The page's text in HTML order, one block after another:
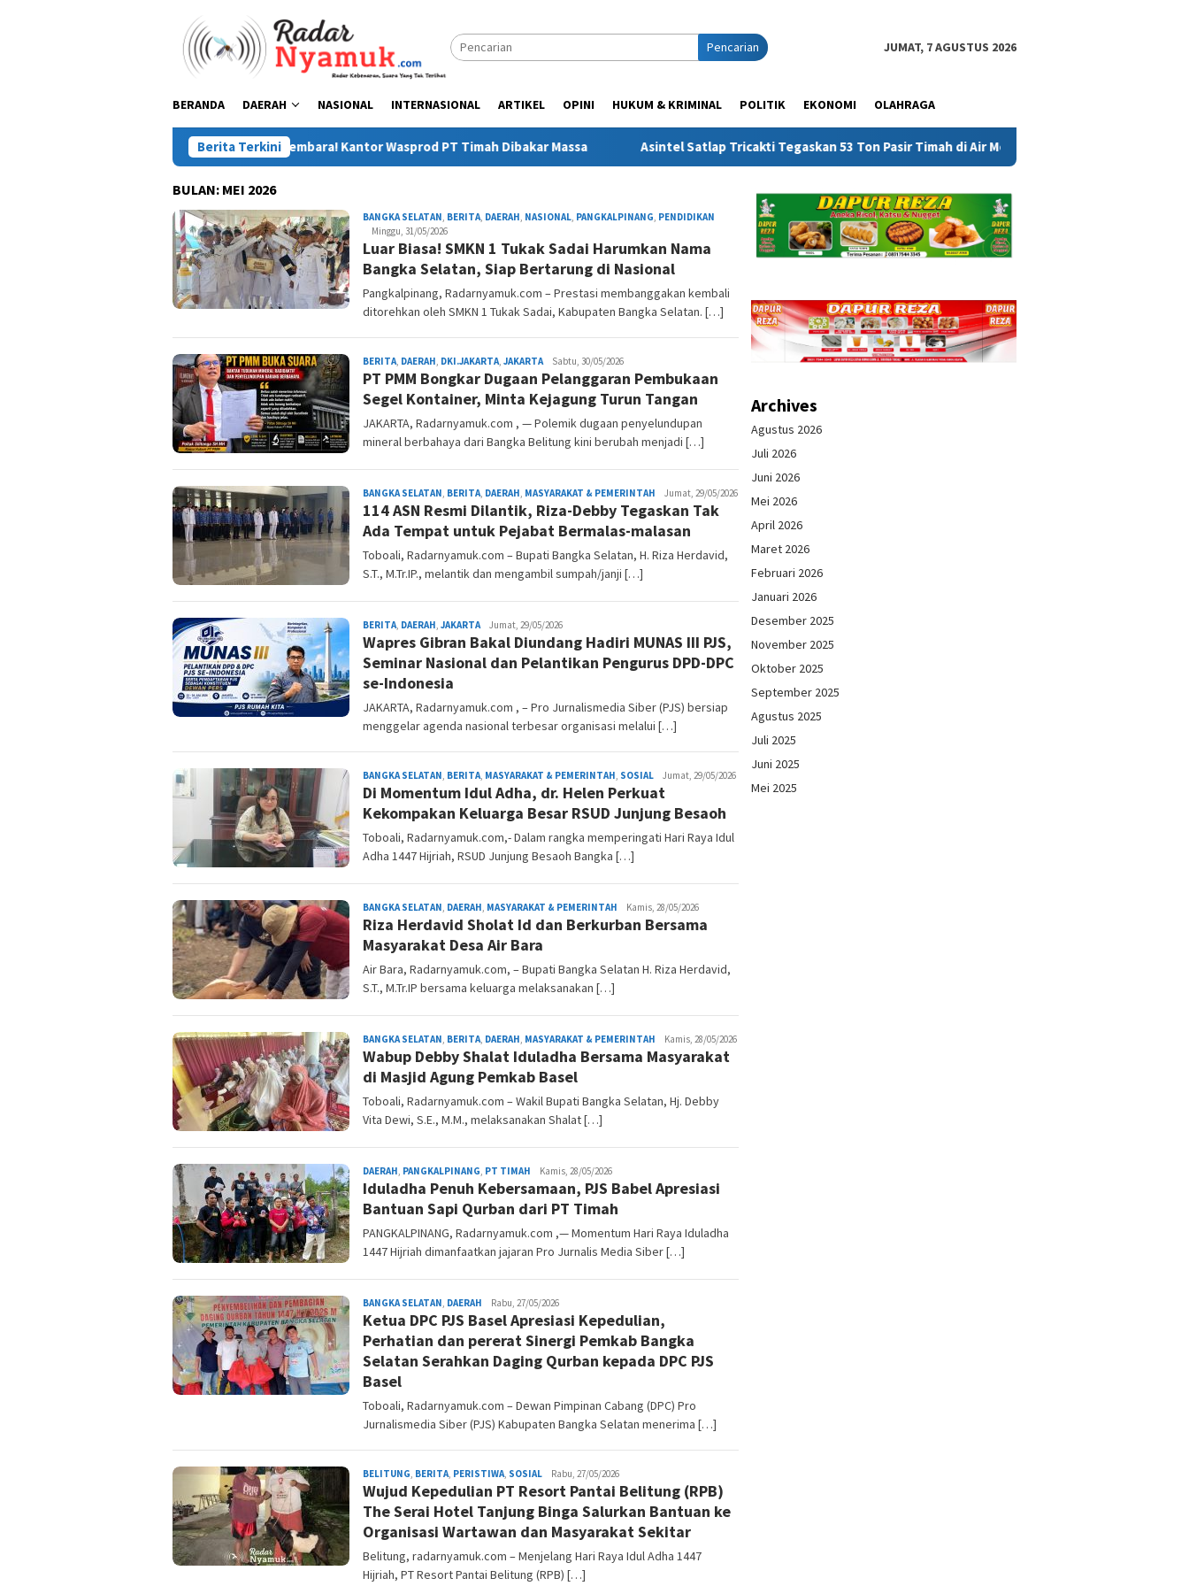
Pencarian JUMAT, 7 AGUSTUS 2026
BERANDA DAERAH NASIONAL INTERNASIONAL ARTIKEL OPINI HUKUM & KRIMINAL POLITIK EKONOMI OLAHRAGA
Berita Terkini
Belitung Timur Membara! Kantor Wasprod PT Timah Dibakar Massa Asintel Satlap Tricakti Tegaskan 53 Ton Pasir Timah di Air Merbau Berstatus Mitra PT Timah, Minta
BULAN: MEI 2026
BANGKA SELATAN, BERITA, DAERAH, NASIONAL, PANGKALPINANG, PENDIDIKAN
Minggu, 31/05/2026
Luar Biasa! SMKN 1 Tukak Sadai Harumkan Nama
Bangka Selatan, Siap Bertarung di Nasional
Pangkalpinang, Radarnyamuk.com – Prestasi membanggakan kembali
ditorehkan oleh SMKN 1 Tukak Sadai, Kabupaten Bangka Selatan. […]
BERITA, DAERAH, DKI.JAKARTA, JAKARTAredaksi
Sabtu, 30/05/2026
PT PMM Bongkar Dugaan Pelanggaran Pembukaan
Segel Kontainer, Minta Kejagung Turun Tangan
JAKARTA, Radarnyamuk.com , — Polemik dugaan penyelundupan
mineral berbahaya dari Bangka Belitung kini berubah menjadi […]
BANGKA SELATAN, BERITA, DAERAH, MASYARAKAT & PEMERINTAH redaksi
Jumat, 29/05/2026
114 ASN Resmi Dilantik, Riza-Debby Tegaskan Tak
Ada Tempat untuk Pejabat Bermalas-malasan
Toboali, Radarnyamuk.com – Bupati Bangka Selatan, H. Riza Herdavid,
S.T., M.Tr.IP., melantik dan mengambil sumpah/janji […]
BERITA, DAERAH, JAKARTAredaksi
Jumat, 29/05/2026
Wapres Gibran Bakal Diundang Hadiri MUNAS III PJS,
Seminar Nasional dan Pelantikan Pengurus DPD-DPC
se-Indonesia
JAKARTA, Radarnyamuk.com , – Pro Jurnalismedia Siber (PJS) bersiap
menggelar agenda nasional terbesar organisasi melalui […]
BANGKA SELATAN, BERITA, MASYARAKAT & PEMERINTAH, SOSIAL redaksi
Jumat, 29/05/2026
Di Momentum Idul Adha, dr. Helen Perkuat
Kekompakan Keluarga Besar RSUD Junjung Besaoh
Toboali, Radarnyamuk.com,- Dalam rangka memperingati Hari Raya Idul
Adha 1447 Hijriah, RSUD Junjung Besaoh Bangka […]
BANGKA SELATAN, DAERAH, MASYARAKAT & PEMERINTAH redaksi
Kamis, 28/05/2026
Riza Herdavid Sholat Id dan Berkurban Bersama
Masyarakat Desa Air Bara
Air Bara, Radarnyamuk.com, – Bupati Bangka Selatan H. Riza Herdavid,
S.T., M.Tr.IP bersama keluarga melaksanakan […]
BANGKA SELATAN, BERITA, DAERAH, MASYARAKAT & PEMERINTAH redaksi
Kamis, 28/05/2026
Wabup Debby Shalat Iduladha Bersama Masyarakat
di Masjid Agung Pemkab Basel
Toboali, Radarnyamuk.com – Wakil Bupati Bangka Selatan, Hj. Debby
Vita Dewi, S.E., M.M., melaksanakan Shalat […]
DAERAH, PANGKALPINANG, PT TIMAH redaksi
Kamis, 28/05/2026
Iduladha Penuh Kebersamaan, PJS Babel Apresiasi
Bantuan Sapi Qurban dari PT Timah
PANGKALPINANG, Radarnyamuk.com ,— Momentum Hari Raya Iduladha
1447 Hijriah dimanfaatkan jajaran Pro Jurnalis Media Siber […]
BANGKA SELATAN, DAERAH redaksi
Rabu, 27/05/2026
Ketua DPC PJS Basel Apresiasi Kepedulian,
Perhatian dan pererat Sinergi Pemkab Bangka
Selatan Serahkan Daging Qurban kepada DPC PJS
Basel
Toboali, Radarnyamuk.com – Dewan Pimpinan Cabang (DPC) Pro
Jurnalismedia Siber (PJS) Kabupaten Bangka Selatan menerima […]
BELITUNG, BERITA, PERISTIWA, SOSIAL redaksi
Rabu, 27/05/2026
Wujud Kepedulian PT Resort Pantai Belitung (RPB)
The Serai Hotel Tanjung Binga Salurkan Bantuan ke
Organisasi Wartawan dan Masyarakat Sekitar
Belitung, radarnyamuk.com – Menjelang Hari Raya Idul Adha 1447
Hijriah, PT Resort Pantai Belitung (RPB) […]
Archives
Agustus 2026
Juli 2026
Juni 2026
Mei 2026
April 2026
Maret 2026
Februari 2026
Januari 2026
Desember 2025
November 2025
Oktober 2025
September 2025
Agustus 2025
Juli 2025
Juni 2025
Mei 2025